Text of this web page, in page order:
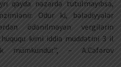
qayda nəzərdə tutulmayıbsa,
Odur ki, bələdiyyələr
ödənilməyən vergilərin
kimi iddia müddətini 3 il
mümkündür”, – A.Cəfərov